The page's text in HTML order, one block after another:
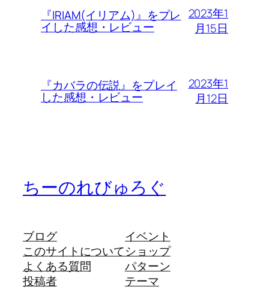
『IRIAM(イリアム)』をプレ
イした感想・レビュー
2023年1
月15日
『カバラの伝説』をプレイ
した感想・レビュー
2023年1
月12日
ちーのれびゅろぐ
ブログ
このサイトについて
よくある質問
投稿者
イベント
ショップ
パターン
テーマ